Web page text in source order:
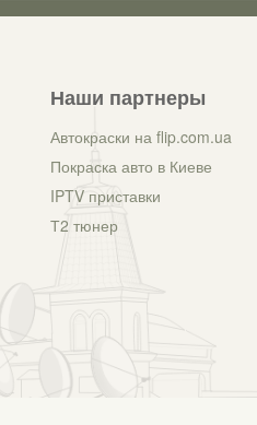
Наши партнеры
Автокраски на flip.com.ua
Покраска авто в Киеве
IPTV приставки
Т2 тюнер